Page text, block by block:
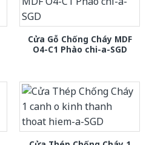
Cửa Gỗ Chống Cháy MDF
O4-C1 Phào chi-a-SGD